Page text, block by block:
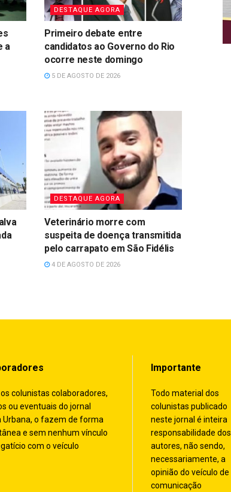
a
DESTAQUE AGORA
Primeiro debate entre
candidatos ao Governo do Rio
ocorre neste domingo
5 DE AGOSTO DE 2026
DESTAQUE AGORA
Veterinário morre com
suspeita de doença transmitida
pelo carrapato em São Fidélis
4 DE AGOSTO DE 2026
colunistas colaboradores,
ou eventuais do jornal
Urbana, o fazem de forma
e sem nenhum vínculo
com o veículo
Importante
Todo material dos
colunistas publicado
neste jornal é inteira
responsabilidade dos
autores, não sendo,
necessariamente, a
opinião do veículo de
comunicação